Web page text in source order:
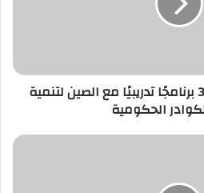
التعاون الدولي: تنفيذ 35 برنامجًا تدريبيًا مع الصين لتنمية
الحكومية